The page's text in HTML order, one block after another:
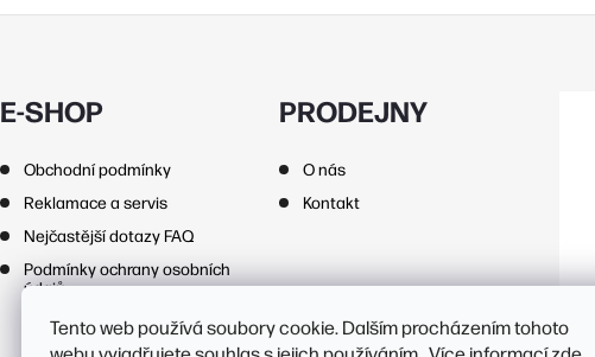
Tento web používá soubory cookie. Dalším procházením tohoto
E-SHOP
Obchodní podmínky
Reklamace a servis
Nejčastější dotazy FAQ
Podmínky ochrany osobních
údajů
PRODEJNY
O nás
Kontakt